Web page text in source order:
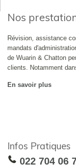
Nos
Révision, assistance
mandats
de Wuarin & Chatton
clients. Notamment
En savoir plus
Infos Pratiques
022 704 06